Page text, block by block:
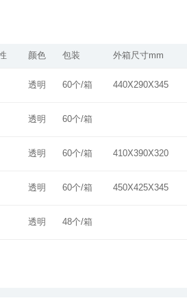
颜色 包装 外箱尺寸mm
透明 60个/箱 440X290X345
透明 60个/箱
透明 60个/箱 410X390X320
透明 60个/箱 450X425X345
透明 48个/箱